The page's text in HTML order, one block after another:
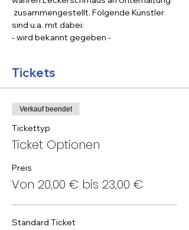
zusammengestellt. Folgende Künstler
sind u.a. mit dabei:
- wird bekannt gegeben -
Tickets
Verkauf beendet
Tickettyp
Ticket Optionen
Preis
Von 20,00 € bis 23,00 €
Standard Ticket